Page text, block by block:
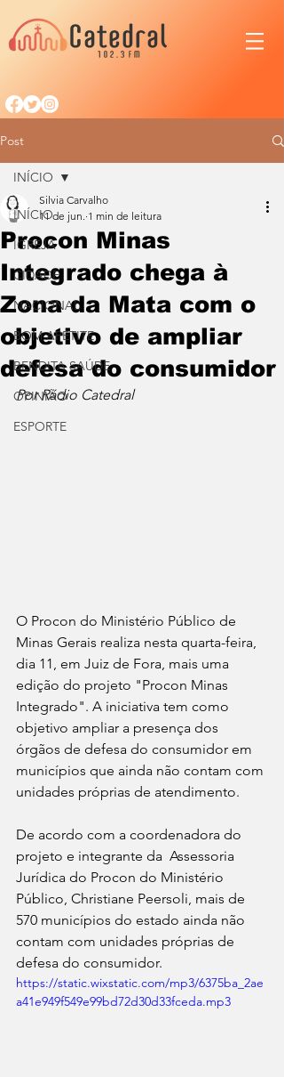
Post
INÍCIO
IGREJA
CIDADE
NACIONAL
BOM APETITE
BENDITA SAÚDE
OPINIÃO
ESPORTE
INÍCIO
Procon Minas
Integrado chega à
Zona da Mata com o
objetivo de ampliar
defesa do consumidor
Silvia Carvalho
11 de jun. 1 min de leitura
Por Rádio Catedral
O Procon do Ministério Público de
Minas Gerais realiza nesta quarta-feira,
dia 11, em Juiz de Fora, mais uma
edição do projeto "Procon Minas
Integrado". A iniciativa tem como
objetivo ampliar a presença dos
órgãos de defesa do consumidor em
municípios que ainda não contam com
unidades próprias de atendimento.
De acordo com a coordenadora do
projeto e integrante da  Assessoria
Jurídica do Procon do Ministério
Público, Christiane Peersoli, mais de
570 municípios do estado ainda não
contam com unidades próprias de
defesa do consumidor.
https://static.wixstatic.com/mp3/6375ba_2ae
a41e949f549e99bd72d30d33fceda.mp3